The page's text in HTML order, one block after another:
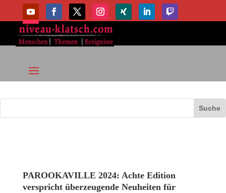
PAROOKAVILLE 2024: Achte Edition
verspricht überzeugende Neuheiten für